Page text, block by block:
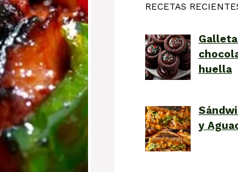
RECETAS
huella
y